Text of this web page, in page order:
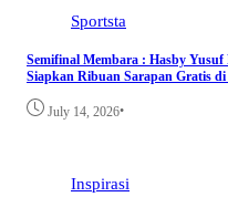
Sportsta
Semifinal Membara : Hasby
Siapkan Ribuan Sarapan Gratis
July 14, 2026•
Inspirasi